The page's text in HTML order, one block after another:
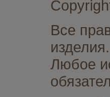
Все
Любое